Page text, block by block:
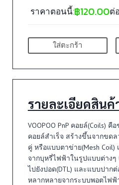
ราคาตอนนี้:฿120.00ต่
ใส่ตะกร้า
รายละเอียดสินค้
VOOPOO PnP คอยล์(Coils)
คอยล์สำเร็จ สร้างขึ้นจากขด
คู่ หรือแบบตาข่าย(Mesh Coil)
จากบุหรี่ไฟฟ้าในรูปแบบต่างๆ
ไปยังปอด(DTL) และแบบปาก
หลากหลายจากระบบพอตไฟฟ้